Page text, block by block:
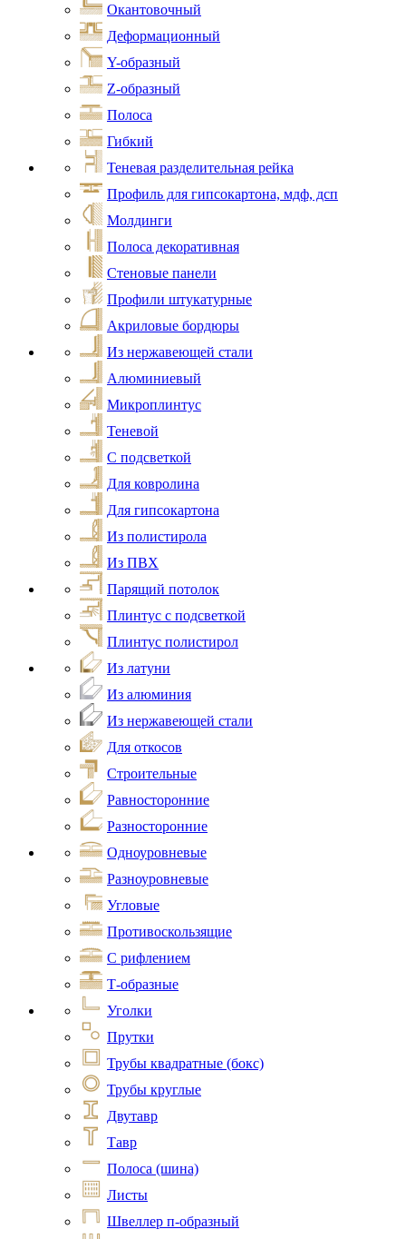
Окантовочный
Деформационный
Y-образный
Z-образный
Полоса
Гибкий
Теневая разделительная рейка
Профиль для гипсокартона, мдф, дсп
Молдинги
Полоса декоративная
Стеновые панели
Профили штукатурные
Акриловые бордюры
Из нержавеющей стали
Алюминиевый
Микроплинтус
Теневой
С подсветкой
Для ковролина
Для гипсокартона
Из полистирола
Из ПВХ
Парящий потолок
Плинтус с подсветкой
Плинтус полистирол
Из латуни
Из алюминия
Из нержавеющей стали
Для откосов
Строительные
Равносторонние
Разносторонние
Одноуровневые
Разноуровневые
Угловые
Противоскользящие
С рифлением
Т-образные
Уголки
Прутки
Трубы квадратные (бокс)
Трубы круглые
Двутавр
Тавр
Полоса (шина)
Листы
Швеллер п-образный